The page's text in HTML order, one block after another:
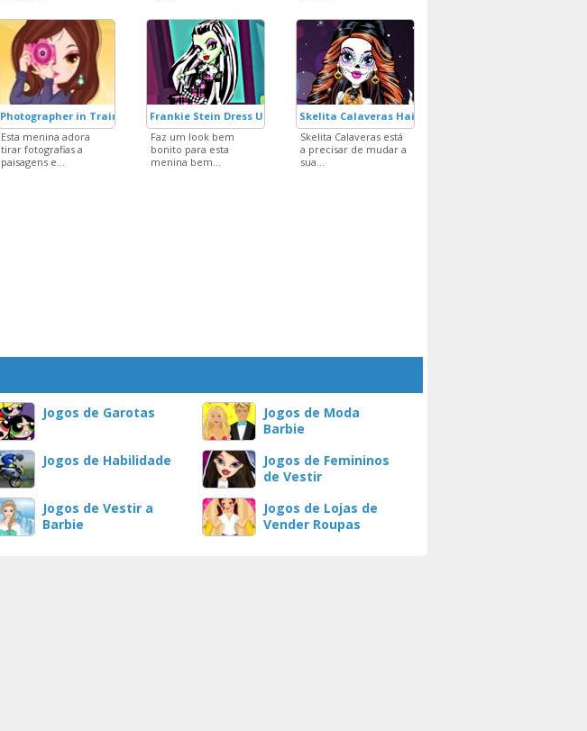
Photographer in Training
Esta menina adora
tirar fotografias a
paisagens e...
Frankie Stein Dress Up
Faz um look bem
bonito para esta
menina bem...
Skelita Calaveras Hair Spa and Facial
Skelita Calaveras está
a precisar de mudar a
sua...
Jogos de Garotas
Jogos de Moda
Barbie
Jogos de Habilidade
Jogos de Femininos
de Vestir
Jogos de Vestir a
Barbie
Jogos de Lojas de
Vender Roupas